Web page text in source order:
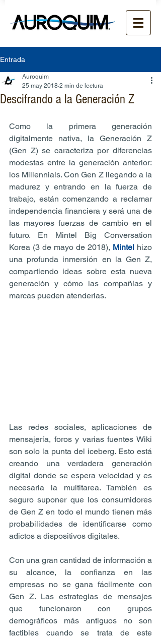
Entrada
Descifrando a la Generación Z
Auroquim
25 may 2018 2 min de lectura
Como la primera generación
digitalmente nativa, la Generación Z
(Gen Z) se caracteriza por diferencias
modestas entre la generación anterior:
los Millennials. Con Gen Z llegando a la
madurez y entrando en la fuerza de
trabajo, están comenzando a reclamar
independencia financiera y será una de
las mayores fuerzas de cambio en el
futuro. En Mintel Big Conversation
Korea (3 de mayo de 2018), Mintel hizo
una profunda inmersión en la Gen Z,
compartiendo ideas sobre esta nueva
generación y cómo las compañías y
marcas pueden atenderlas.
Las redes sociales, aplicaciones de
mensajería, foros y varias fuentes Wiki
son solo la punta del iceberg. Esto está
creando una verdadera generación
digital donde se espera velocidad y es
necesaria la multitarea. También es
seguro suponer que los consumidores
de Gen Z en todo el mundo tienen más
probabilidades de identificarse como
adictos a dispositivos digitales.
Con una gran cantidad de información a
su alcance, la confianza en las
empresas no se gana fácilmente con
Gen Z. Las estrategias de mensajes
que funcionaron con grupos
demográficos más antiguos no son
factibles cuando se trata de este